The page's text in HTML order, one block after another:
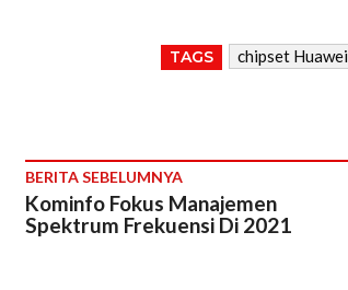
TAGS chipset Huawei
BERITA SEBELUMNYA
Kominfo Fokus Manajemen
Spektrum Frekuensi Di 2021